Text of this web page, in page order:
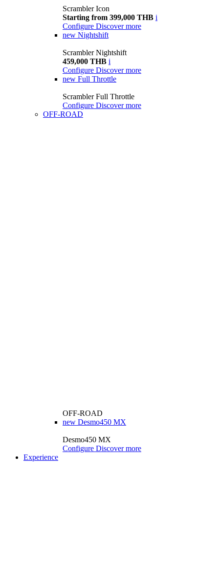
Scrambler Icon
Starting from 399,000 THB i
Configure Discover more
new Nightshift
Scrambler Nightshift
459,000 THB i
Configure Discover more
new Full Throttle
Scrambler Full Throttle
Configure Discover more
OFF-ROAD
OFF-ROAD
new Desmo450 MX
Desmo450 MX
Configure Discover more
Experience